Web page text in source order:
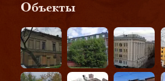
Объекты